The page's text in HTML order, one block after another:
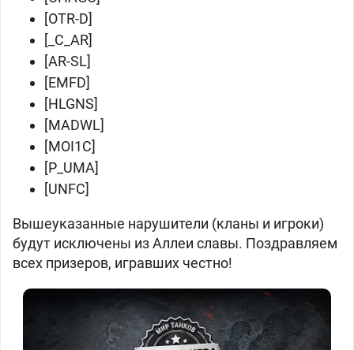
[OTR-D]
[_C_AR]
[AR-SL]
[EMFD]
[HLGNS]
[MADWL]
[MOI1C]
[P_UMA]
[UNFC]
Вышеуказанные нарушители (кланы и игроки)
будут исключены из Аллеи славы. Поздравляем
всех призеров, игравших честно!